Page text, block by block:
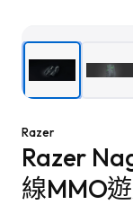
Razer
Razer
線MMO